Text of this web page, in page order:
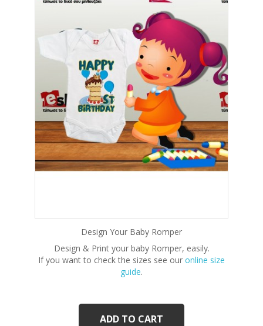
Design Your Baby Romper
Design & Print your baby Romper, easily.
If you want to check the sizes see our online size
guide.
ADD TO CART